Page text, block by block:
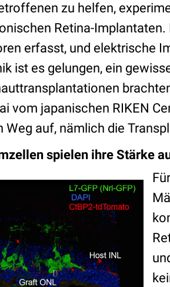
zu helfen,
Retina-
erfasst, und elektrische
ist es gelungen, ein
vom japanischen RIKEN
Weg auf, nämlich die
spielen ihre Stärke